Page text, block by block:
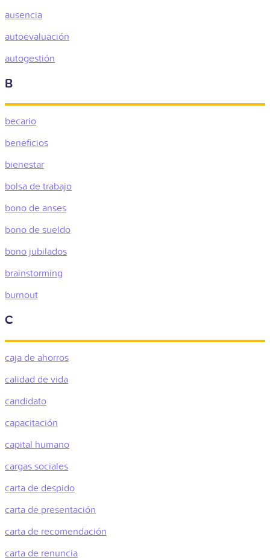
ausencia
autoevaluación
autogestión
B
becario
beneficios
bienestar
bolsa de trabajo
bono de anses
bono de sueldo
bono jubilados
brainstorming
burnout
C
caja de ahorros
calidad de vida
candidato
capacitación
capital humano
cargas sociales
carta de despido
carta de presentación
carta de recomendación
carta de renuncia